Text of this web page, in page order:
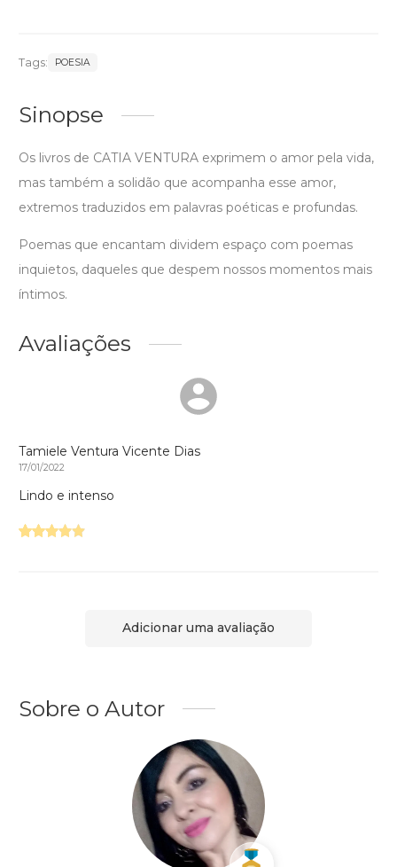
Tags: POESIA
Sinopse
Os livros de CATIA VENTURA exprimem o amor pela vida,
mas também a solidão que acompanha esse amor,
extremos traduzidos em palavras poéticas e profundas.
Poemas que encantam dividem espaço com poemas
inquietos, daqueles que despem nossos momentos mais
íntimos.
Avaliações
Tamiele Ventura Vicente Dias
17/01/2022
Lindo e intenso
Adicionar uma avaliação
Sobre o Autor